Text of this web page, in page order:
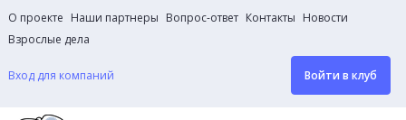
О проекте Наши партнеры Вопрос-ответ Контакты Новости
Взрослые дела
Вход для компаний Войти в клуб